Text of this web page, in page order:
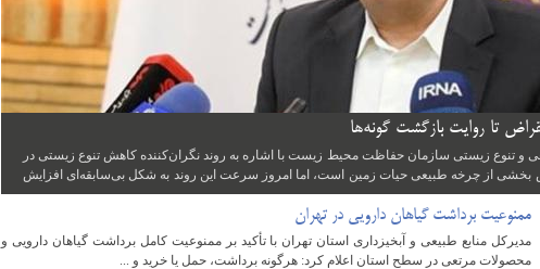
تا روایت بازگشت گونه‌ها
تنوع زیستی سازمان حفاظت محیط زیست با اشاره به روند نگران‌کننده کاهش تنوع زیستی در
بخشی از چرخه طبیعی حیات زمین است، اما امروز سرعت این روند به شکل بی‌سابقه‌ای افزایش
ممنوعیت برداشت گیاهان دارویی در تهران
مدیرکل منابع طبیعی و آبخیزداری استان تهران با تأکید بر ممنوعیت کامل برداشت گیاهان دارویی و
محصولات مرتعی در سطح استان اعلام کرد: هرگونه برداشت، حمل یا خرید و ...